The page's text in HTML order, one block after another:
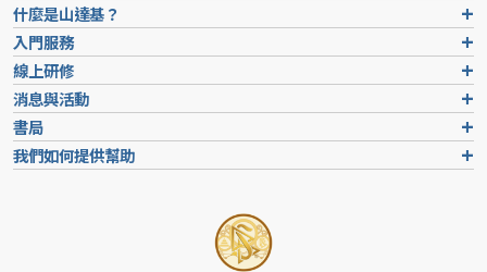
什麼是山達基？
入門服務
線上研修
消息與活動
書局
我們如何提供幫助